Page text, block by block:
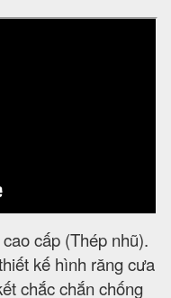
cấp (Thép nhũ).
kế hình răng cưa
chắc chắn chống